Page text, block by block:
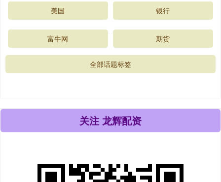
美国 银行
富牛网 期货
全部话题标签
关注 龙辉配资